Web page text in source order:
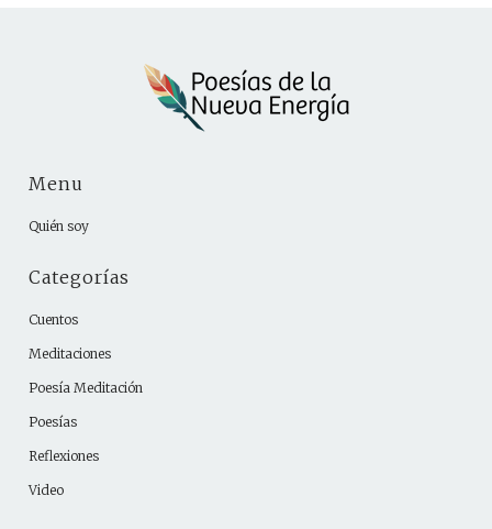
Menu
Quién soy
Categorías
Cuentos
Meditaciones
Poesía Meditación
Poesías
Reflexiones
Video